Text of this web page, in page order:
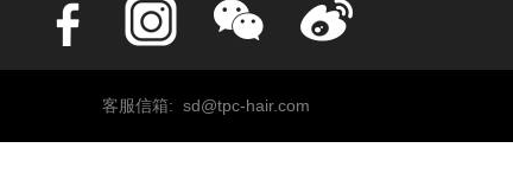
客服信箱: sd@tpc-hair.com